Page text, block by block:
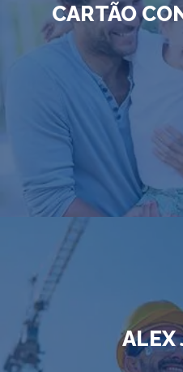
CARTÃO
ALEX